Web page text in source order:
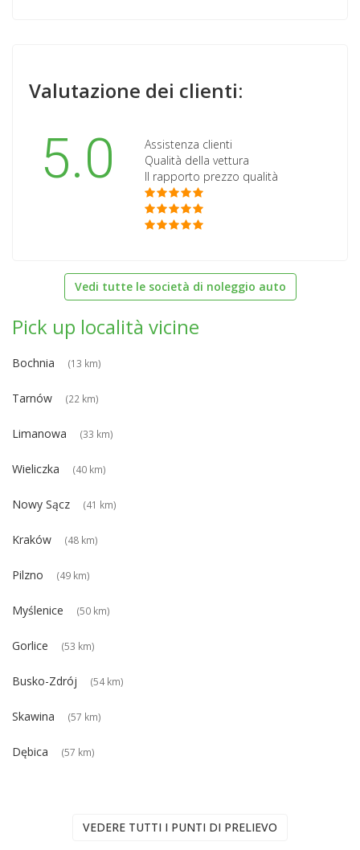
Valutazione dei clienti:
5.0
Assistenza clienti
Qualità della vettura
Il rapporto prezzo qualità
Vedi tutte le società di noleggio auto
Pick up località vicine
Bochnia (13 km)
Tarnów (22 km)
Limanowa (33 km)
Wieliczka (40 km)
Nowy Sącz (41 km)
Kraków (48 km)
Pilzno (49 km)
Myślenice (50 km)
Gorlice (53 km)
Busko-Zdrój (54 km)
Skawina (57 km)
Dębica (57 km)
VEDERE TUTTI I PUNTI DI PRELIEVO